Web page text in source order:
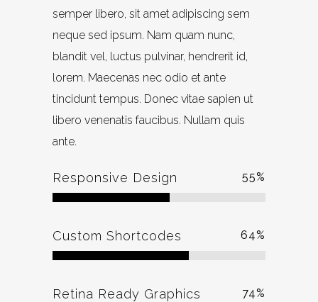
semper libero, sit amet adipiscing sem
neque sed ipsum. Nam quam nunc,
blandit vel, luctus pulvinar, hendrerit id,
lorem. Maecenas nec odio et ante
tincidunt tempus. Donec vitae sapien ut
libero venenatis faucibus. Nullam quis
ante.
Responsive Design 55%
Custom Shortcodes 64%
Retina Ready Graphics 74%